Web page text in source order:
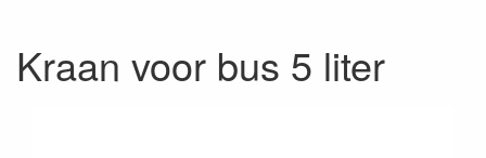
Kraan voor bus 5 liter